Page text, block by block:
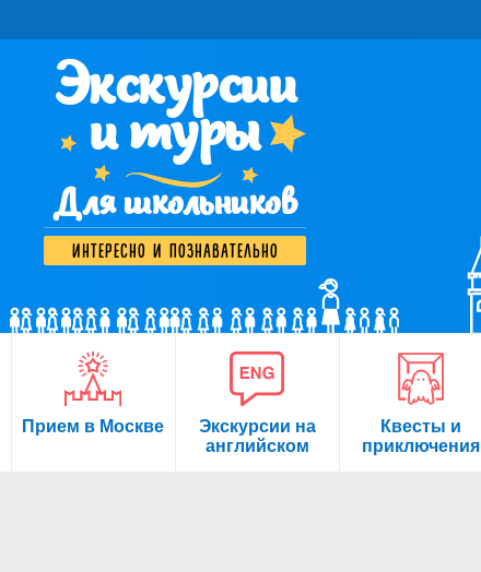
Экскурсии
и туры
Для школьников
интересно и познавательно
Прием в Москве
Экскурсии на
английском
Квесты и
приключения